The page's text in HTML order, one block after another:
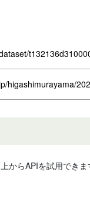
higashimurayama/
らAPIを試用でき